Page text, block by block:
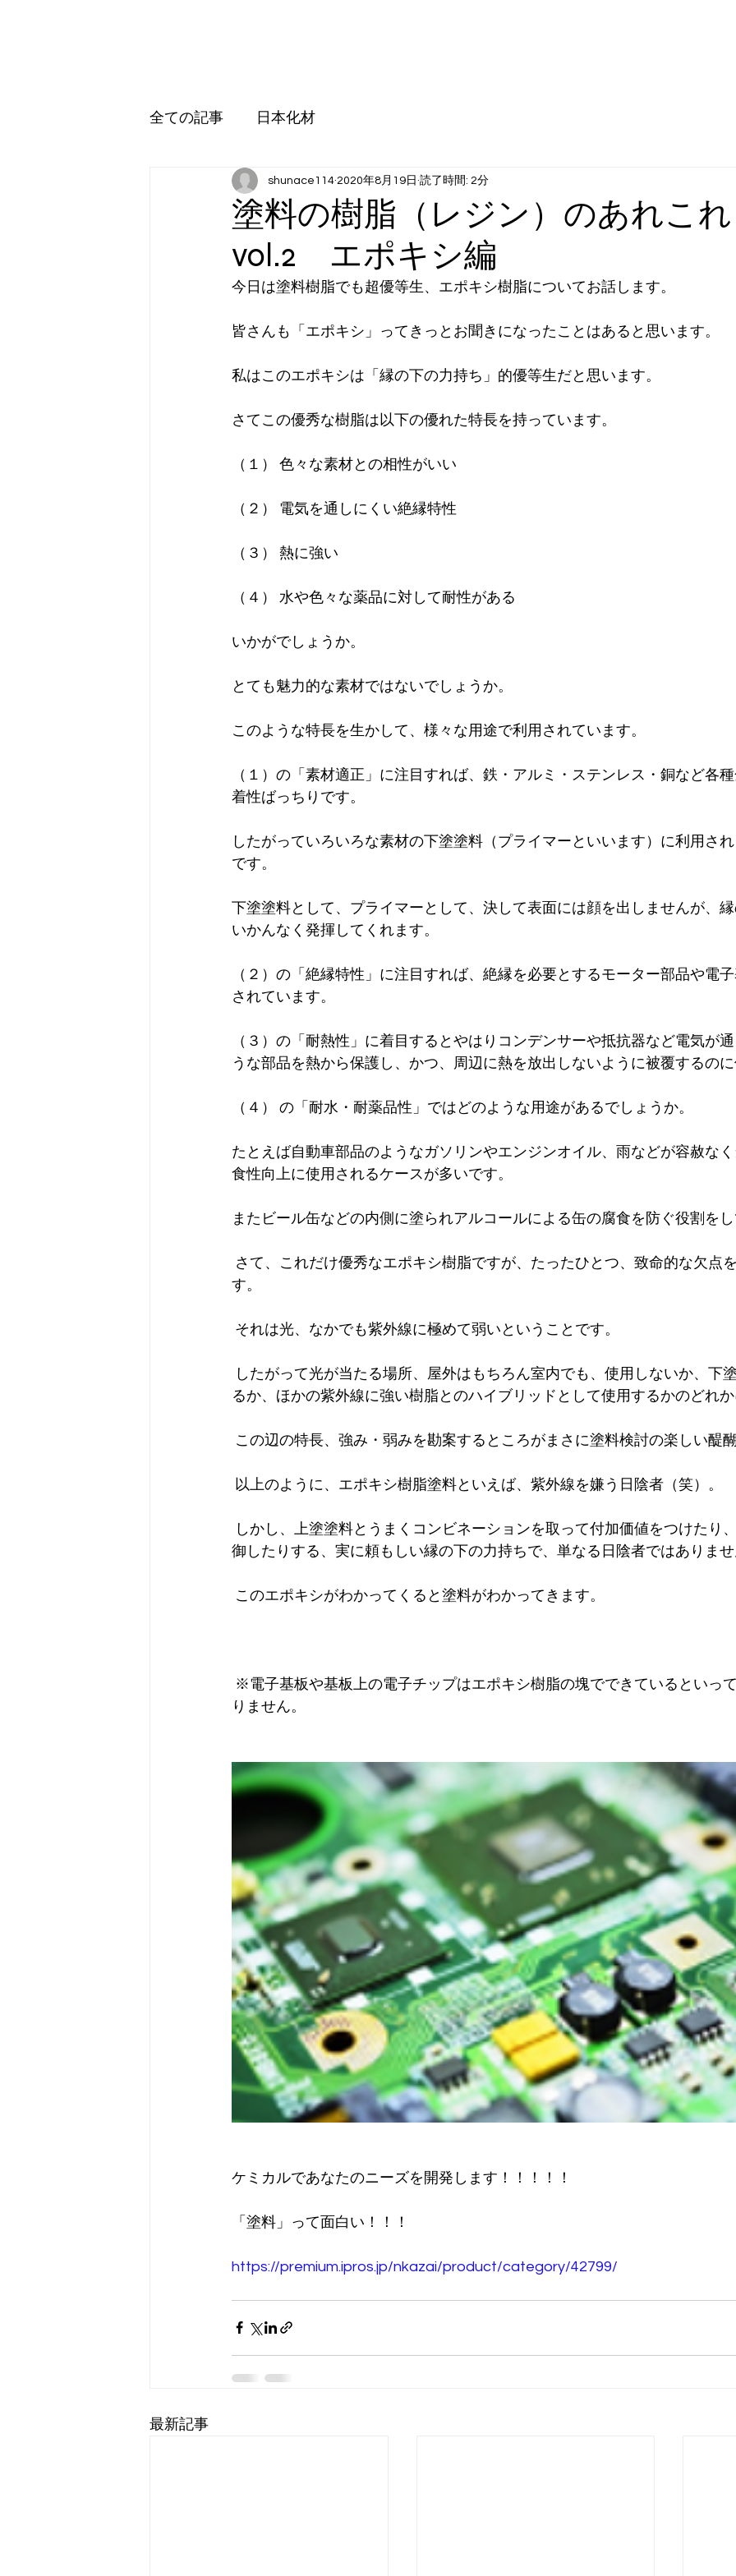
全ての記事 日本化材
塗料の樹脂（レジン）のあれ
vol.2 エポキシ編
shunace114 2020年8月19日 読了時間: 2分
今日は塗料樹脂でも超優等生、エポキシ樹脂についてお話します。
皆さんも「エポキシ」ってきっとお聞きになったことはあると思います。
私はこのエポキシは「縁の下の力持ち」的優等生だと思います。
さてこの優秀な樹脂は以下の優れた特長を持っています。
（１） 色々な素材との相性がいい
（２） 電気を通しにくい絶縁特性
（３） 熱に強い
（４） 水や色々な薬品に対して耐性がある
いかがでしょうか。
とても魅力的な素材ではないでしょうか。
このような特長を生かして、様々な用途で利用されています。
（１）の「素材適正」に注目すれば、鉄・アルミ・ステンレス・銅など各
着性ばっちりです。
したがっていろいろな素材の下塗塗料（プライマーといいます）に利用さ
です。
下塗塗料として、プライマーとして、決して表面には顔を出しませんが、
いかんなく発揮してくれます。
（２）の「絶縁特性」に注目すれば、絶縁を必要とするモーター部品や電
されています。
（３）の「耐熱性」に着目するとやはりコンデンサーや抵抗器など電気が
うな部品を熱から保護し、かつ、周辺に熱を放出しないように被覆するの
（４） の「耐水・耐薬品性」ではどのような用途があるでしょうか。
たとえば自動車部品のようなガソリンやエンジンオイル、雨などが容赦な
食性向上に使用されるケースが多いです。
またビール缶などの内側に塗られアルコールによる缶の腐食を防ぐ役割を
す。
それは光、なかでも紫外線に極めて弱いということです。
るか、ほかの紫外線に強い樹脂とのハイブリッドとして使用するかのどれ
この辺の特長、強み・弱みを勘案するところがまさに塗料検討の楽しい醍
以上のように、エポキシ樹脂塗料といえば、紫外線を嫌う日陰者（笑）。
御したりする、実に頼もしい縁の下の力持ちで、単なる日陰者ではありま
このエポキシがわかってくると塗料がわかってきます。
りません。
ケミカルであなたのニーズを開発します！！！！！
「塗料」って面白い！！！
https://premium.ipros.jp/nkazai/product/category/42799/
最新記事